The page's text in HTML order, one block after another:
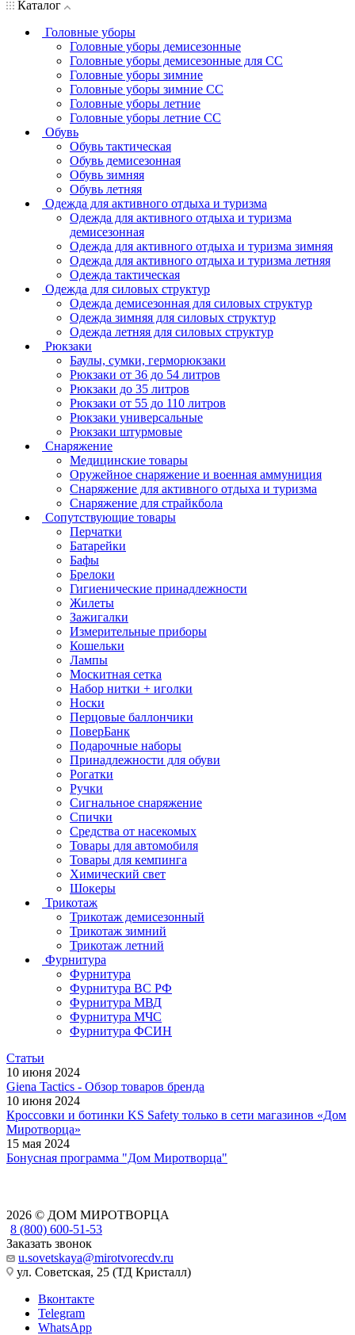
Каталог
Головные уборы
Головные уборы демисезонные
Головные уборы демисезонные для СС
Головные уборы зимние
Головные уборы зимние СС
Головные уборы летние
Головные уборы летние СС
Обувь
Обувь тактическая
Обувь демисезонная
Обувь зимняя
Обувь летняя
Одежда для активного отдыха и туризма
Одежда для активного отдыха и туризма
демисезонная
Одежда для активного отдыха и туризма зимняя
Одежда для активного отдыха и туризма летняя
Одежда тактическая
Одежда для силовых структур
Одежда демисезонная для силовых структур
Одежда зимняя для силовых структур
Одежда летняя для силовых структур
Рюкзаки
Баулы, сумки, герморюкзаки
Рюкзаки от 36 до 54 литров
Рюкзаки до 35 литров
Рюкзаки от 55 до 110 литров
Рюкзаки универсальные
Рюкзаки штурмовые
Снаряжение
Медицинские товары
Оружейное снаряжение и военная аммуниция
Снаряжение для активного отдыха и туризма
Снаряжение для страйкбола
Сопутствующие товары
Перчатки
Батарейки
Бафы
Брелоки
Гигиенические принадлежности
Жилеты
Зажигалки
Измерительные приборы
Кошельки
Лампы
Москитная сетка
Набор нитки + иголки
Носки
Перцовые баллончики
ПоверБанк
Подарочные наборы
Принадлежности для обуви
Рогатки
Ручки
Сигнальное снаряжение
Спички
Средства от насекомых
Товары для автомобиля
Товары для кемпинга
Химический свет
Шокеры
Трикотаж
Трикотаж демисезонный
Трикотаж зимний
Трикотаж летний
Фурнитура
Фурнитура
Фурнитура ВС РФ
Фурнитура МВД
Фурнитура МЧС
Фурнитура ФСИН
Статьи
10 июня 2024
Giena Tactics - Обзор товаров бренда
10 июня 2024
Кроссовки и ботинки KS Safety только в сети магазинов «Дом
Миротворца»
15 мая 2024
Бонусная программа "Дом Миротворца"
2026 © ДОМ МИРОТВОРЦА
8 (800) 600-51-53
Заказать звонок
u.sovetskaya@mirotvorecdv.ru
ул. Советская, 25 (ТД Кристалл)
Вконтакте
Telegram
WhatsApp